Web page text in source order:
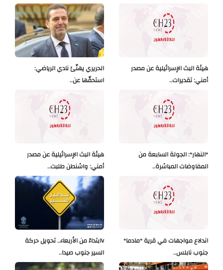
الحريري يهنّئ نادي الرياضي:
استحقّها عن..
هيئة البث الإسرائيلية عن مصدر
أمني: تقديرات..
هيئة البث الإسرائيلية عن مصدر
أمني: واشنطن طلبت..
"النهار": الجولة السابعة من
المفاوضات المباشرة..
Vابتداءً من الأربعاء.. تحويل حركة
السير جنوب صيدا..
اندلاع مواجهات في قرية "مادما"
جنوب نابلس..